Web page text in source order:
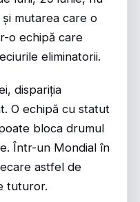
mutarea care o
o echipă care
eliminatorii.
dispariția
O echipă cu statut
bloca drumul
Într-un Mondial în
astfel de
tuturor.